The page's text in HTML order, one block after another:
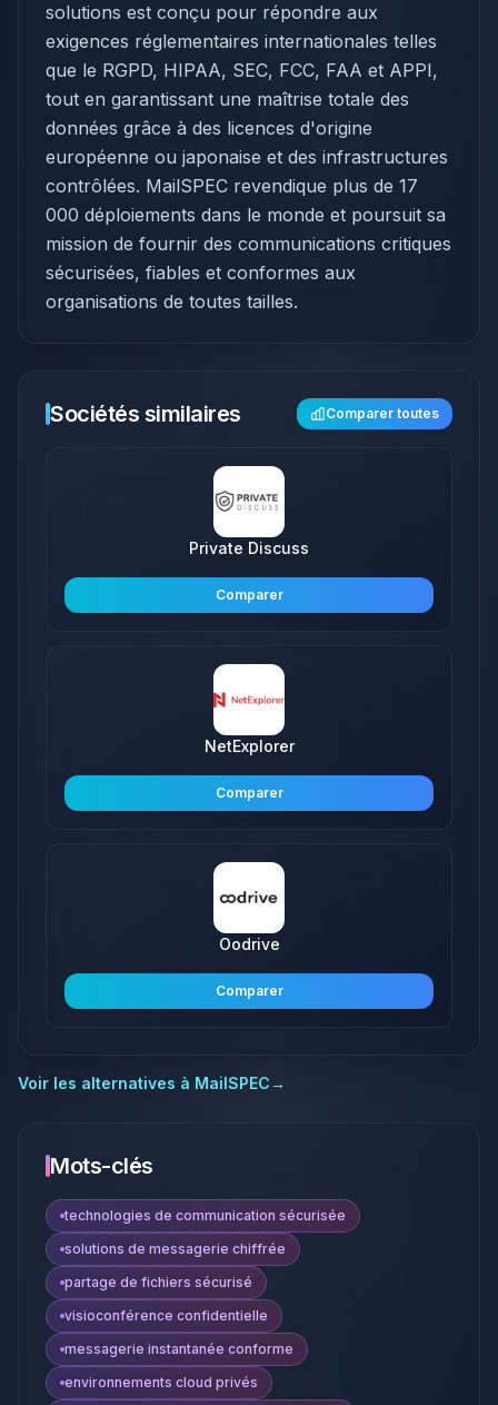
solutions est conçu pour répondre aux
exigences réglementaires internationales telles
que le RGPD, HIPAA, SEC, FCC, FAA et APPI,
tout en garantissant une maîtrise totale des
données grâce à des licences d'origine
européenne ou japonaise et des infrastructures
contrôlées. MailSPEC revendique plus de 17
000 déploiements dans le monde et poursuit sa
mission de fournir des communications critiques
sécurisées, fiables et conformes aux
organisations de toutes tailles.
Sociétés similaires Comparer toutes
Private Discuss
Comparer
NetExplorer
Comparer
Oodrive
Comparer
Voir les alternatives à MailSPEC→
Mots-clés
technologies de communication sécurisée
solutions de messagerie chiffrée
partage de fichiers sécurisé
visioconférence confidentielle
messagerie instantanée conforme
environnements cloud privés